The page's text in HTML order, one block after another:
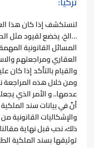
لنستكشف إذا كان هذا
…الخ، يخضع لقيود مثل
المسائل القانونية
العقاري ومراجعتهم
والقيام بالتأكد إذا كان
ومن خلال هذه المراجعة
عدمها..و الأمر الذي
أنّ في بيانات سند
والإشكاليات
ذلك، نحب قبل نهاية
توثيقها بسند الملكية